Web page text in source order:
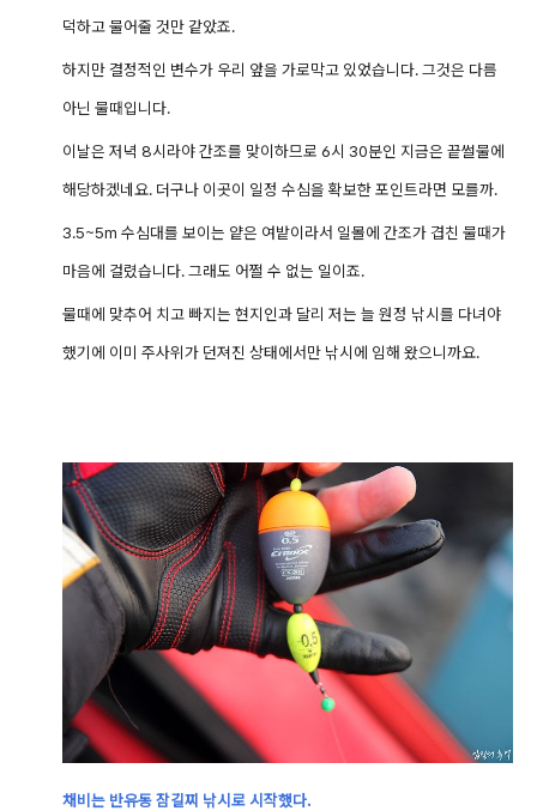
덕하고 물어줄 것만 같았죠.
하지만 결정적인 변수가 우리 앞을 가로막고 있었습니다. 그것은 다름
아닌 물때입니다.
이날은 저녁 8시라야 간조를 맞이하므로 6시 30분인 지금은 끝썰물에
해당하겠네요. 더구나 이곳이 일정 수심을 확보한 포인트라면 모를까.
3.5~5m 수심대를 보이는 얕은 여밭이라서 일몰에 간조가 겹친 물때가
마음에 걸렸습니다.그래도 어쩔 수 없는 일이죠.
물때에 맞추어 치고 빠지는 현지인과 달리 저는 늘 원정 낚시를 다녀야
했기에 이미 주사위가 던져진 상태에서만 낚시에 임해 왔으니까요.
채비는 반유동 잠길찌 낚시로 시작했다.